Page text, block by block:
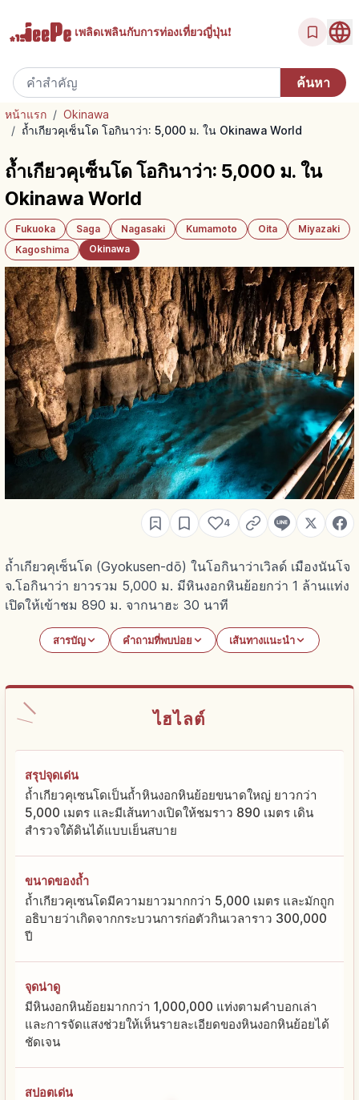
เพลิดเพลินกับการท่องเที่ยวญี่ปุ่น!
หน้าแรก / Okinawa
/ ถ้ำเกียวคุเซ็นโด โอกินาว่า: 5,000 ม. ใน Okinawa World
ถ้ำเกียวคุเซ็นโด โอกินาว่า: 5,000 ม. ใน
Okinawa World
Fukuoka Saga Nagasaki Kumamoto Oita
Miyazaki
Kagoshima
Okinawa
4
ถ้ำเกียวคุเซ็นโด (Gyokusen-dō) ในโอกินาว่าเวิลด์ เมืองนันโจ
จ.โอกินาว่า ยาวรวม 5,000 ม. มีหินงอกหินย้อยกว่า 1 ล้านแท่ง
เปิดให้เข้าชม 890 ม. จากนาฮะ 30 นาที
สารบัญ คำถามที่พบบ่อย เส้นทางแนะนำ
ไฮไลต์
สรุปจุดเด่น
ถ้ำเกียวคุเซนโดเป็นถ้ำหินงอกหินย้อยขนาดใหญ่ ยาวกว่า
5,000 เมตร และมีเส้นทางเปิดให้ชมราว 890 เมตร เดิน
สำรวจใต้ดินได้แบบเย็นสบาย
ขนาดของถ้ำ
ถ้ำเกียวคุเซนโดมีความยาวมากกว่า 5,000 เมตร และมักถูก
อธิบายว่าเกิดจากกระบวนการก่อตัวกินเวลาราว 300,000
ปี
จุดน่าดู
มีหินงอกหินย้อยมากกว่า 1,000,000 แท่งตามคำบอกเล่า
และการจัดแสงช่วยให้เห็นรายละเอียดของหินงอกหินย้อยได้
ชัดเจน
สปอตเด่น